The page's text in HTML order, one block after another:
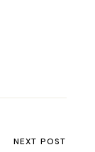
NEXT POST